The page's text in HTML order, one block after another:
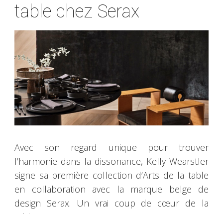
table chez Serax
Avec son regard unique pour trouver
l’harmonie dans la dissonance, Kelly Wearstler
signe sa première collection d’Arts de la table
en collaboration avec la marque belge de
design Serax. Un vrai coup de cœur de la